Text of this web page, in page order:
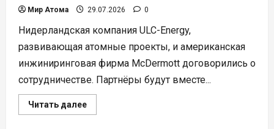
Мир Атома 29.07.2026 0
Нидерландская компания ULC-Energy,
развивающая атомные проекты, и американская
инжиниринговая фирма McDermott договорились о
сотрудничестве. Партнёры будут вместе...
Читать далееПрочитать
больше